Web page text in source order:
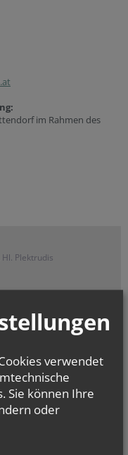
im Rahmen des
Plektrudis
Evangelium
von heute
Frucht
verwendet
Sie können Ihre
oder